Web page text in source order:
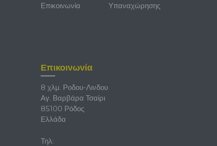
Επικοινωνία
Υπαναχώρησης
Επικοινωνία
8 χλμ. Ροδου-Λινδου
Αγ. Βαρβάρα Τσαίρι
85100 Ρόδος
Ελλάδα
Τηλ: